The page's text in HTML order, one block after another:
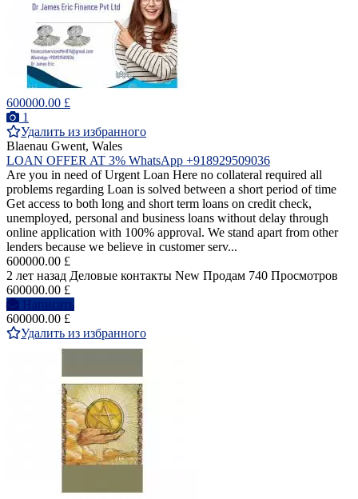
600000.00 £
1
Удалить из избранного
Blaenau Gwent, Wales
LOAN OFFER AT 3% WhatsApp +918929509036
Are you in need of Urgent Loan Here no collateral required all
problems regarding Loan is solved between a short period of time
Get access to both long and short term loans on credit check,
unemployed, personal and business loans without delay through
online application with 100% approval. We stand apart from other
lenders because we believe in customer serv...
600000.00 £
2 лет назад Деловые контакты New Продам 740 Просмотров
600000.00 £
Написать
600000.00 £
Удалить из избранного